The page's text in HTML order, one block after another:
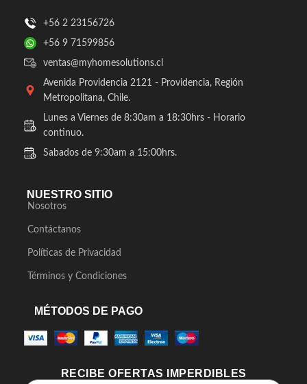
+56 2 23156726
+56 9 71599856
ventas@myhomesolutions.cl
Avenida Providencia 2121 - Providencia, Región
Metropolitana, Chile.
Lunes a Viernes de 8:30am a 18:30hrs - Horario
continuo.
Sabados de 9:30am a 15:00hrs.
NUESTRO SITIO
Nosotros
Contáctanos
Políticas de Privacidad
Términos y Condiciones
MÉTODOS DE PAGO
RECIBE OFERTAS IMPERDIBLES